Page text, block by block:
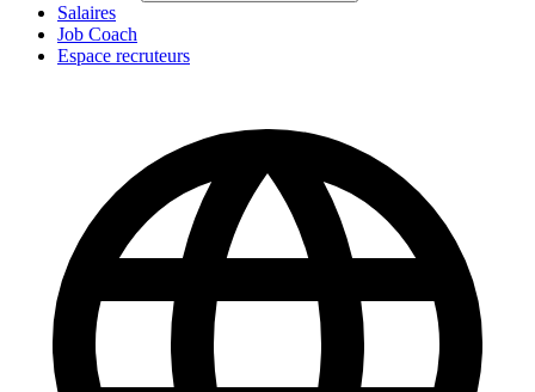
Salaires
Job Coach
Espace recruteurs